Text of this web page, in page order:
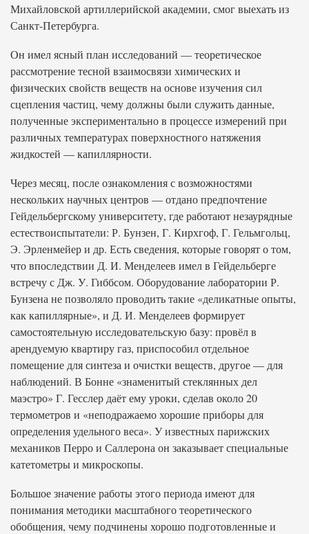
Михайловской артиллерийской академии, смог выехать из
Санкт-Петербурга.
Он имел ясный план исследований — теоретическое
рассмотрение тесной взаимосвязи химических и
физических свойств веществ на основе изучения сил
сцепления частиц, чему должны были служить данные,
полученные экспериментально в процессе измерений при
различных температурах поверхностного натяжения
жидкостей — капиллярности.
Через месяц, после ознакомления с возможностями
нескольких научных центров — отдано предпочтение
Гейдельбергскому университету, где работают незаурядные
естествоиспытатели: Р. Бунзен, Г. Кирхгоф, Г. Гельмгольц,
Э. Эрленмейер и др. Есть сведения, которые говорят о том,
что впоследствии Д. И. Менделеев имел в Гейдельберге
встречу с Дж. У. Гиббсом. Оборудование лаборатории Р.
Бунзена не позволяло проводить такие «деликатные опыты,
как капиллярные», и Д. И. Менделеев формирует
самостоятельную исследовательскую базу: провёл в
арендуемую квартиру газ, приспособил отдельное
помещение для синтеза и очистки веществ, другое — для
наблюдений. В Бонне «знаменитый стеклянных дел
маэстро» Г. Гесслер даёт ему уроки, сделав около 20
термометров и «неподражаемо хорошие приборы для
определения удельного веса». У известных парижских
механиков Перро и Саллерона он заказывает специальные
катетометры и микроскопы.
Большое значение работы этого периода имеют для
понимания методики масштабного теоретического
обобщения, чему подчинены хорошо подготовленные и